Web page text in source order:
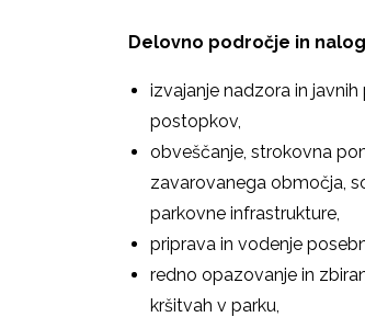
Delovno področje in
izvajanje nadzora in
postopkov,
obveščanje, strokovna
zavarovanega območja,
parkovne infrastrukture,
priprava in vodenje
redno opazovanje in
kršitvah v parku,